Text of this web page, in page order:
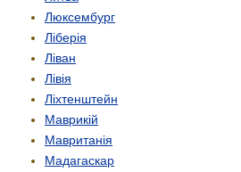
Люксембург
Ліберія
Ліван
Лівія
Ліхтенштейн
Маврикій
Мавританія
Мадагаскар